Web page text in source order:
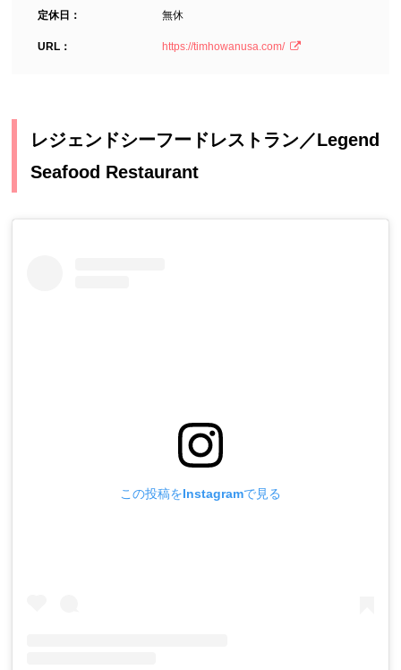
定休日： 無休
URL： https://timhowanusa.com/
レジェンドシーフードレストラン／Legend
Seafood Restaurant
この投稿をInstagramで見る